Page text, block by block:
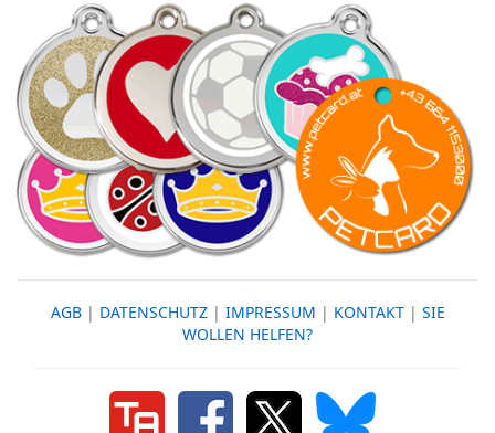
AGB| DATENSCHUTZ| IMPRESSUM | KONTAKT| SIE
WOLLEN HELFEN?